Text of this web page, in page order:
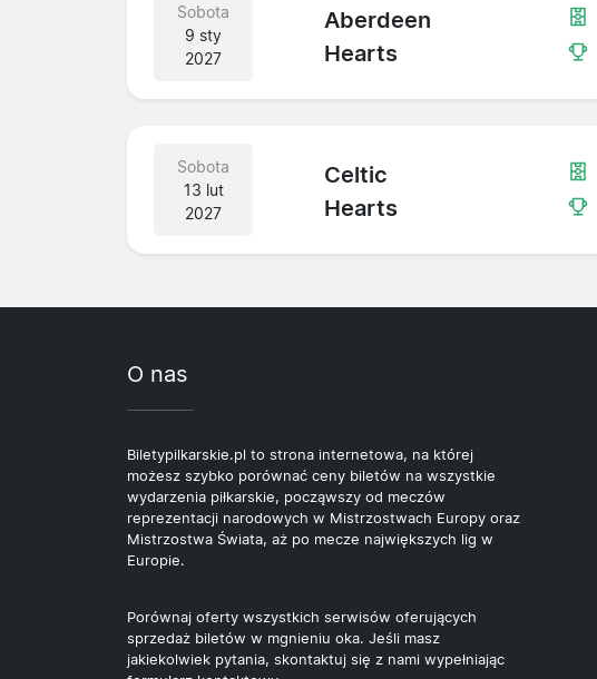
Sobota
9 sty
2027
Aberdeen
Hearts
Sobota
13 lut
2027
Celtic
Hearts
O nas
Biletypilkarskie.pl to strona internetowa, na której
możesz szybko porównać ceny biletów na wszystkie
wydarzenia piłkarskie, począwszy od meczów
reprezentacji narodowych w Mistrzostwach Europy oraz
Mistrzostwa Świata, aż po mecze największych lig w
Europie.
Porównaj oferty wszystkich serwisów oferujących
sprzedaż biletów w mgnieniu oka. Jeśli masz
jakiekolwiek pytania, skontaktuj się z nami wypełniając